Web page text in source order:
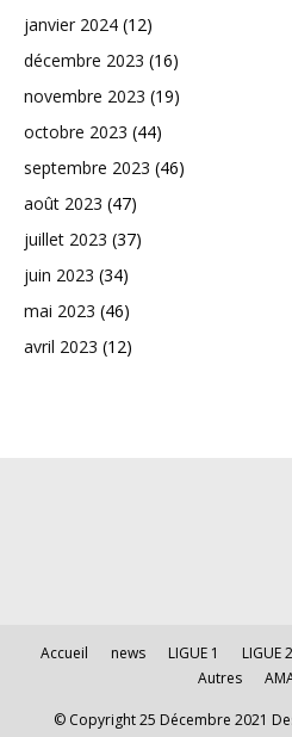
janvier 2024 (12)
décembre 2023 (16)
novembre 2023 (19)
octobre 2023 (44)
septembre 2023 (46)
août 2023 (47)
juillet 2023 (37)
juin 2023 (34)
mai 2023 (46)
avril 2023 (12)
Accueil news LIGUE 1 LIGUE 2
Autres
© Copyright 25 Décembre 2021